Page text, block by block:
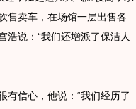
售卖车，在场馆一层出售各
浩说：“我们还增派了保洁人
信心，他说：“我们经历了